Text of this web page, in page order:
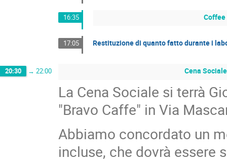
16:35 Coffee
17:05 Restituzione di quanto fatto durante i
20:30 → 22:00 Cena Sociale
La Cena Sociale si terrà
"Bravo Caffe" in Via
Abbiamo concordato un
incluse, che dovrà essere